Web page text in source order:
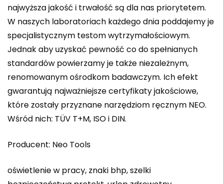
najwyższa jakość i trwałość są dla nas priorytetem.
W naszych laboratoriach każdego dnia poddajemy je
specjalistycznym testom wytrzymałościowym.
Jednak aby uzyskać pewność co do spełnianych
standardów powierzamy je także niezależnym,
renomowanym ośrodkom badawczym. Ich efekt
gwarantują najważniejsze certyfikaty jakościowe,
które zostały przyznane narzędziom ręcznym NEO.
Wśród nich: TÜV T+M, ISO i DIN.
Producent: Neo Tools
oświetlenie w pracy, znaki bhp, szelki